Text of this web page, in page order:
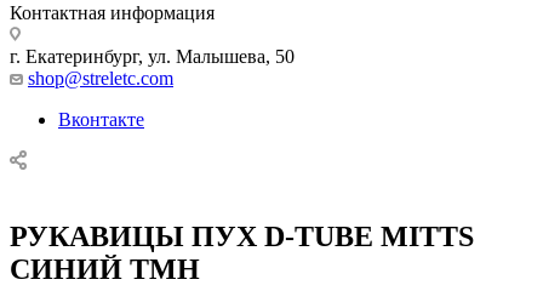
Контактная информация
г. Екатеринбург, ул. Малышева, 50
shop@streletc.com
Вконтакте
РУКАВИЦЫ ПУХ D-TUBE MITTS
СИНИЙ ТМН